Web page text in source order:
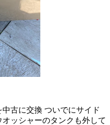
古に交換 ついでにサイド
ッシャーのタンクも外して